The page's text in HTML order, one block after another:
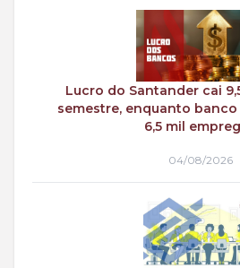
Lucro do Santander cai
semestre, enquanto
6,5 mil
04/08/2026